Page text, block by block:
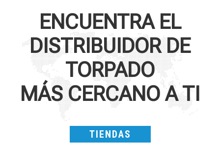
ENCUENTRA EL
DISTRIBUIDOR DE
TORPADO
MÁS CERCANO A TI
TIENDAS